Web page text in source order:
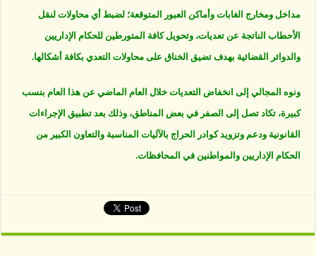
مداخل ومخارج الغابات وأماكن العبور المتوقعة؛ لضبط أي محاولات لنقل
الأحطاب الناتجة عن تعديات، وتحويل كافة المتورطين للحكام الإداريين
والدوائر القضائية بهدف تضيق الخناق على محاولات التعدي بكافة أشكالها.
ونوه المجالي إلى انخفاض التعديات خلال العام الماضي عن هذا العام بنسب
كبيرة، تكاد تصل إلى الصفر في بعض المناطق، وذلك بعد تطبيق الإجراءات
القانونية ودعم وتزويد كوادر الحراج بالآليات المناسبة والتعاون الكبير من
الحكام الإداريين والمواطنين في المحافظات.